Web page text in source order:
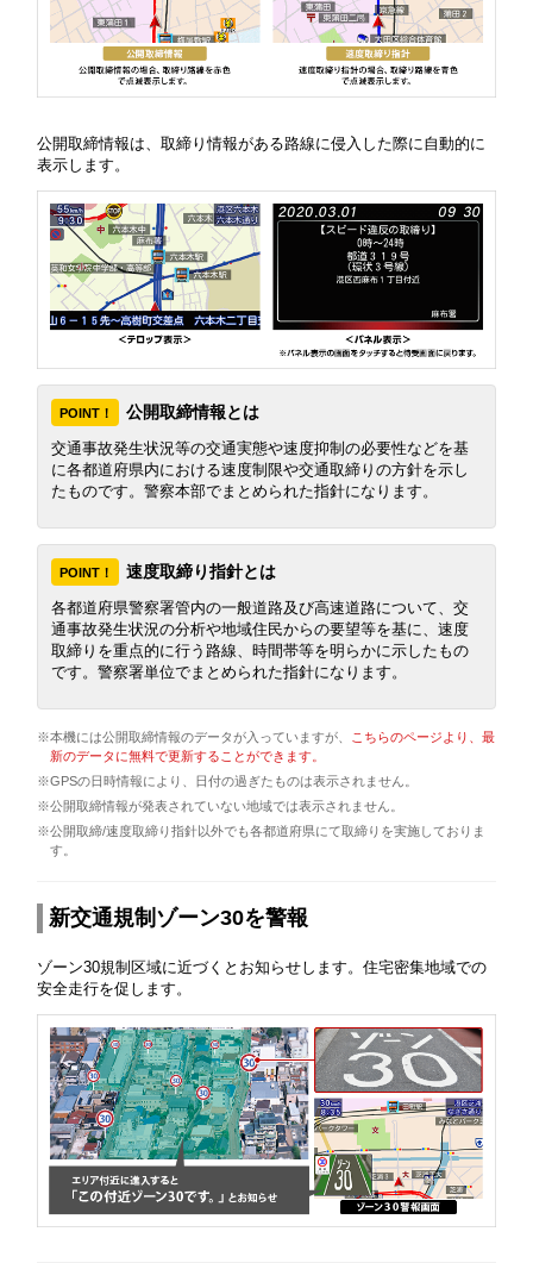
公開取締情報は、取締り情報がある路線に侵入した際に自動的に
表示します。
POINT！ 公開取締情報とは
交通事故発生状況等の交通実態や速度抑制の必要性などを基
に各都道府県内における速度制限や交通取締りの方針を示し
たものです。警察本部でまとめられた指針になります。
POINT！ 速度取締り指針とは
各都道府県警察署管内の一般道路及び高速道路について、交
通事故発生状況の分析や地域住民からの要望等を基に、速度
取締りを重点的に行う路線、時間帯等を明らかに示したもの
です。警察署単位でまとめられた指針になります。
※本機には公開取締情報のデータが入っていますが、
こちらのページより、最
新のデータに無料で更新することができます。
※GPSの日時情報により、日付の過ぎたものは表示されません。
※公開取締情報が発表されていない地域では表示されません。
※公開取締/速度取締り指針以外でも各都道府県にて取締りを実施しておりま
す。
新交通規制ゾーン30を警報
ゾーン30規制区域に近づくとお知らせします。住宅密集地域での
安全走行を促します。